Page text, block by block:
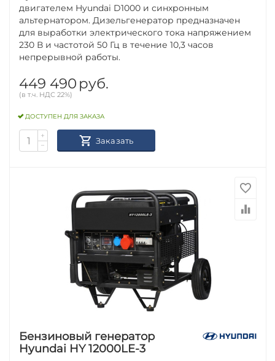
двигателем Hyundai D1000 и синхронным
альтернатором. Дизельгенератор предназначен
для выработки электрического тока напряжением
230 В и частотой 50 Гц в течение 10,3 часов
непрерывной работы.
449 490 руб.
(в т.ч. НДС 22%)
ДОСТУПЕН ДЛЯ ЗАКАЗА
+
−
Заказать
Бензиновый генератор
Hyundai HY 12000LE-3